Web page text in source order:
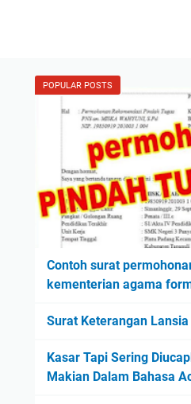
POPULAR POSTS
Contoh surat
kementerian agama
Surat Keterangan
Kasar Tapi Sering
Makian Dalam Bahasa